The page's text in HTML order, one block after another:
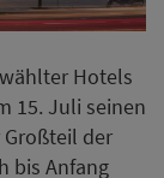
Hotels
15. Juli seinen
Großteil der
bis Anfang